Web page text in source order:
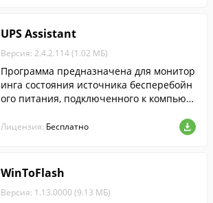
UPS Assistant
Версия: 2.4.2.114 (1.02 МБ)
Программа предназначена для монитор
инга состояния источника бесперебойн
ого питания, подключенного к компьют
ивающего протокол Megatec.
Лицензия: Бесплатно
WinToFlash
Версия: 1.13.0000 (9.13 МБ)